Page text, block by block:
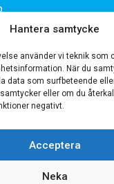
Hantera samtycke
använder vi teknik som
När du
data som surfbeteende
eller om du
negativt.
Acceptera
Neka